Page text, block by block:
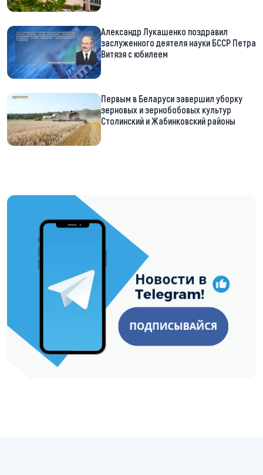
Александр Лукашенко поздравил
заслуженного деятеля науки БССР Петра
Витязя с юбилеем
Первым в Беларуси завершил уборку
зерновых и зернобобовых культур
Столинский и Жабинковский районы
https://t.me/minskctvby